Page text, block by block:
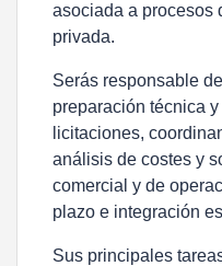
asociada a procesos
privada.
Serás responsable
preparación técnica
licitaciones,
análisis de costes y
comercial y de
plazo e integración
Sus principales